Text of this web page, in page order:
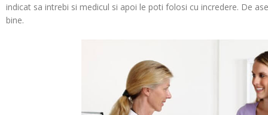
indicat sa intrebi si medicul si apoi le poti folosi cu incredere. De
bine.